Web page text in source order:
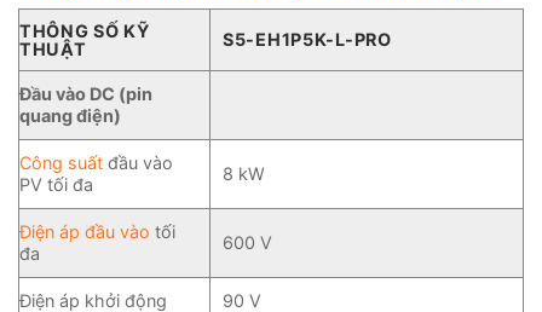
THÔNG SỐ KỸ
THUẬT
S5-EH1P5K-L-PRO
Đầu vào DC (pin
quang điện)
Công suất đầu vào
PV tối đa
8 kW
Điện áp đầu vào tối
đa
600 V
Điện áp khởi động 90 V